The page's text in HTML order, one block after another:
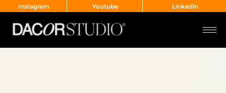
Instagram Youtube Linkedin